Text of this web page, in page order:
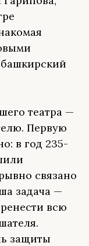
башкирский
театра —
Первую
в год 235-
связано
задача —
всю
защиты